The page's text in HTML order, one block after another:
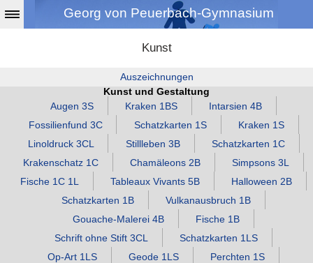
Georg von Peuerbach-Gymnasium
Kunst
Auszeichnungen
Kunst und Gestaltung
Augen 3S
Kraken 1BS
Intarsien 4B
Fossilienfund 3C
Schatzkarten 1S
Kraken 1S
Linoldruck 3CL
Stillleben 3B
Schatzkarten 1C
Krakenschatz 1C
Chamäleons 2B
Simpsons 3L
Fische 1C 1L
Tableaux Vivants 5B
Halloween 2B
Schatzkarten 1B
Vulkanausbruch 1B
Gouache‑Malerei 4B
Fische 1B
Schrift ohne Stift 3CL
Schatzkarten 1LS
Op‑Art 1LS
Geode 1LS
Perchten 1S